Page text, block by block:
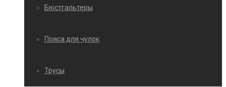
Бюстгальтеры
Пояса для чулок
Трусы